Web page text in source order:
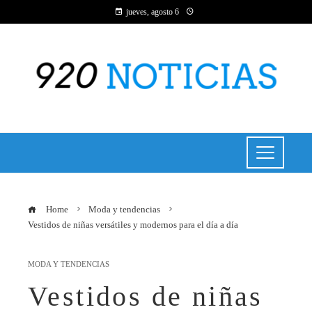
jueves, agosto 6
Home
Moda y tendencias
Vestidos de niñas versátiles y modernos para el día a día
MODA Y TENDENCIAS
Vestidos de niñas